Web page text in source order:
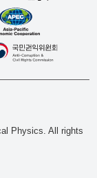
Physics. All rights